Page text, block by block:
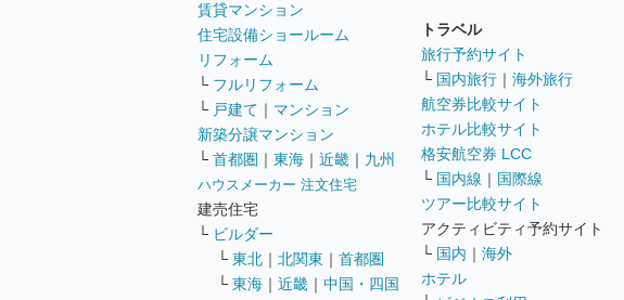
賃貸マンション
住宅設備ショールーム
リフォーム
└ フルリフォーム
└ 戸建て ｜ マンション
新築分譲マンション
└ 首都圏 ｜ 東海 ｜ 近畿 ｜ 九州
ハウスメーカー 注文住宅
建売住宅
└ ビルダー
└ 東北 ｜ 北関東 ｜ 首都圏
└ 東海 ｜ 近畿 ｜ 中国・四国
トラベル
旅行予約サイト
└ 国内旅行 ｜ 海外旅行
航空券比較サイト
ホテル比較サイト
格安航空券 LCC
└ 国内線 ｜ 国際線
ツアー比較サイト
アクティビティ予約サイト
└ 国内 ｜ 海外
ホテル